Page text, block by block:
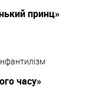
принц»
часу»